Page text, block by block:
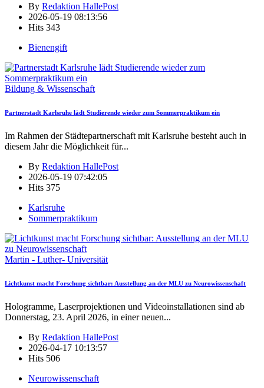
By Redaktion HallePost
2026-05-19 08:13:56
Hits 343
Bienengift
Bildung & Wissenschaft
Partnerstadt Karlsruhe lädt Studierende wieder zum Sommerpraktikum ein
Im Rahmen der Städtepartnerschaft mit Karlsruhe besteht auch in
diesem Jahr die Möglichkeit für...
By Redaktion HallePost
2026-05-19 07:42:05
Hits 375
Karlsruhe
Sommerpraktikum
Martin - Luther- Universität
Lichtkunst macht Forschung sichtbar: Ausstellung an der MLU zu Neurowissenschaft
Hologramme, Laserprojektionen und Videoinstallationen sind ab
Donnerstag, 23. April 2026, in einer neuen...
By Redaktion HallePost
2026-04-17 10:13:57
Hits 506
Neurowissenschaft